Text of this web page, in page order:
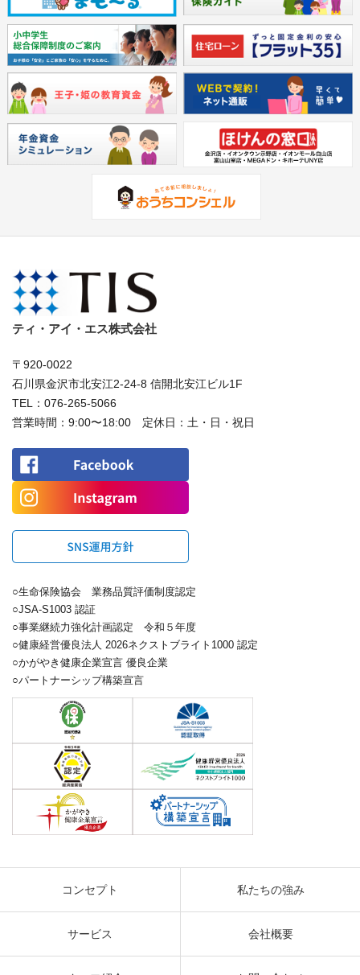
ティ・アイ・エス株式会社
〒920-0022
石川県金沢市北安江2-24-8 信開北安江ビル1F
TEL： 076-265-5066
営業時間：9:00〜18:00 定休日：土・日・祝日
○生命保険協会 業務品質評価制度認定
○JSA-S1003 認証
○事業継続力強化計画認定 令和５年度
○健康経営優良法人 2026ネクストブライト1000 認定
○かがやき健康企業宣言 優良企業
○パートナーシップ構築宣言
コンセプト 私たちの強み
サービス 会社概要